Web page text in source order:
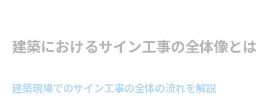
建築におけるサイン工事の全体像とは
建築現場でのサイン工事の全体の流れを解説